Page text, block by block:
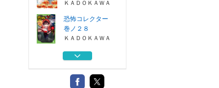
ＫＡＤＯＫＡＷＡ
恐怖コレクター
巻ノ２８
ＫＡＤＯＫＡＷＡ
呪ワレタ少年 ６